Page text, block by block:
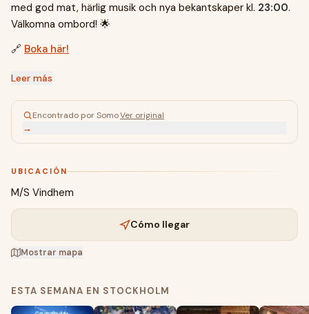
med god mat, härlig musik och nya bekantskaper kl. 23:00.
Välkomna ombord! 🌟
🔗 Boka här!
Leer más
Encontrado por SomoVer original
→
UBICACIÓN
M/S Vindhem
Cómo llegar
Mostrar mapa
ESTA SEMANA EN STOCKHOLM